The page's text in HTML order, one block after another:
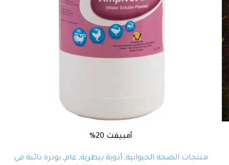
أمبيفت 20%
منتجات الصحة الحيوانية, أدوية بيطرية, عام, بودرة ذائبة في